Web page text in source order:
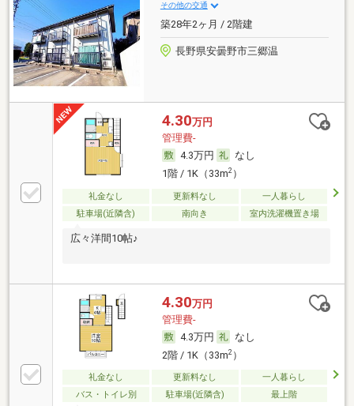
その他の交通
築28年2ヶ月 / 2階建
長野県安曇野市三郷温
4.30万円
管理費-
4.3万円
なし
1階 / 1K（33m2）
礼金なし 更新料なし
一人暮らし
駐車場(近隣含)
南向き 室内洗濯機置き場
広々洋間10帖♪
4.30万円
管理費-
4.3万円
なし
2階 / 1K（33m2）
礼金なし 更新料なし
一人暮らし
バス・トイレ別
駐車場(近隣含) 最上階